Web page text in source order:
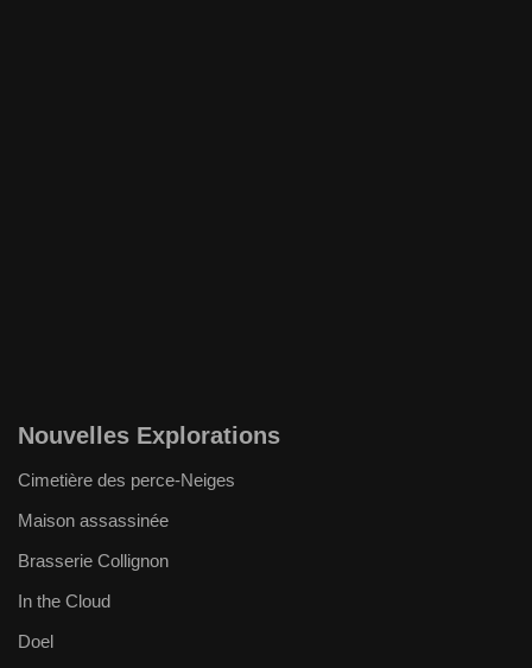
Nouvelles Explorations
Cimetière des perce-Neiges
Maison assassinée
Brasserie Collignon
In the Cloud
Doel